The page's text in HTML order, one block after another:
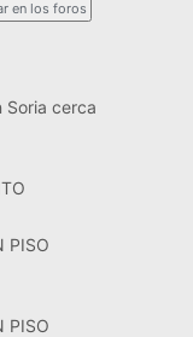
Soria cerca
PISO
PISO